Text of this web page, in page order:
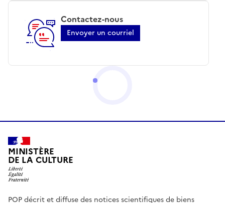
Contactez-nous
Envoyer un courriel
MINISTÈRE
DE LA CULTURE
POP décrit et diffuse des notices scientifiques de biens